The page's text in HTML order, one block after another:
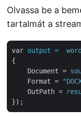
Olvassa be a
tartalmát a
var output =
{
Document =
Format =
OutPath =
});